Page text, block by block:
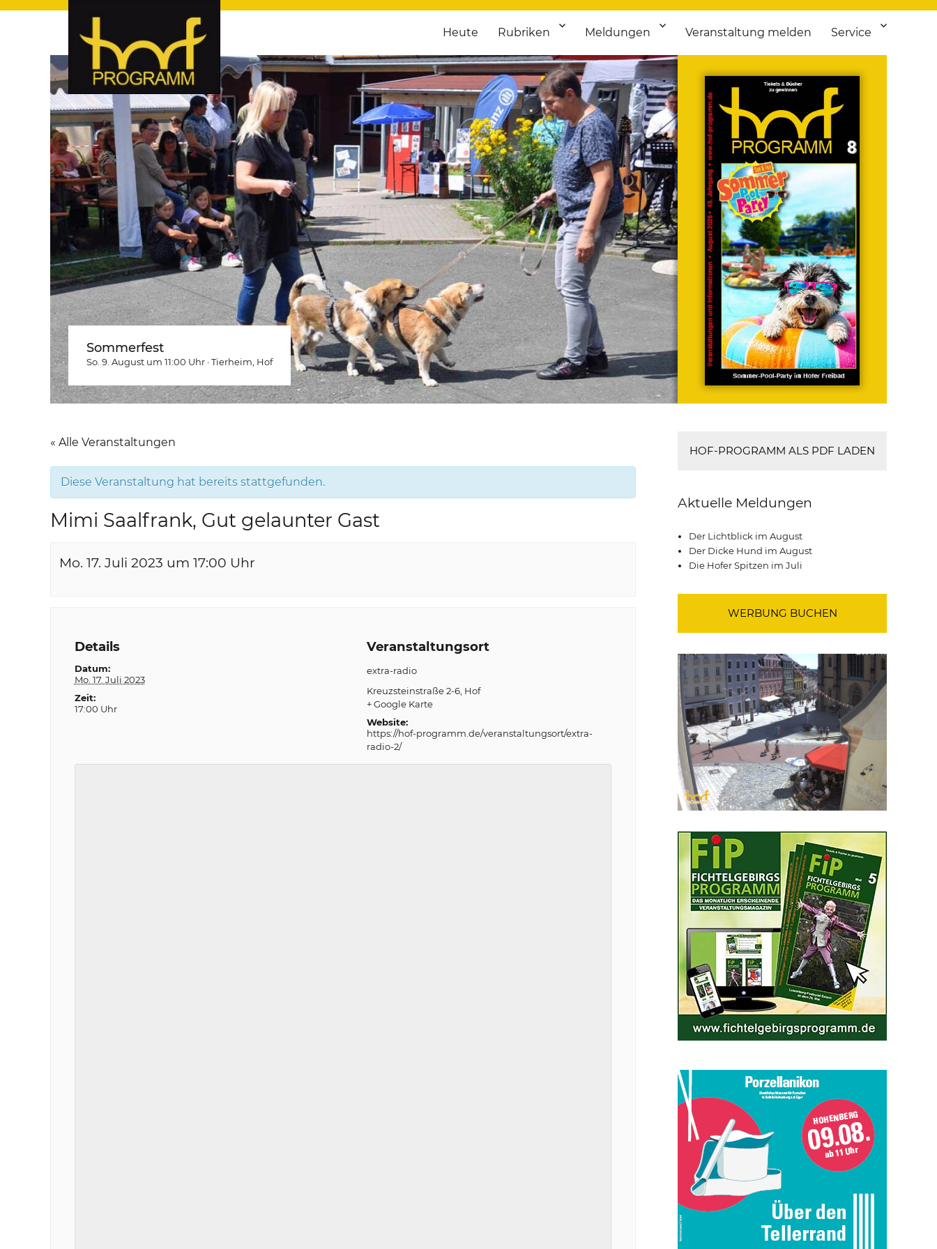
hof-programm – das Veranstaltungsportal für Hochfranken
hof-programm – das Veranstaltungsportal für Hof und Hochfranken. Täglich aktuelle Termine von Kultur bis Sport, von Theater bis Flohmarkt.
Heute Rubriken Meldungen Veranstaltung melden Service
Sommerfest
So. 9. August um 11:00 Uhr ·Tierheim , Hof
« Alle Veranstaltungen
Diese Veranstaltung hat bereits stattgefunden.
Mimi Saalfrank, Gut gelaunter Gast
Mo. 17. Juli 2023 um 17:00 Uhr
Details
Datum:
Mo. 17. Juli 2023
Zeit:
17:00 Uhr
Veranstaltungsort
extra-radio
Kreuzsteinstraße 2-6 Hof
+ Google Karte
Website:
https://hof-programm.de/veranstaltungsort/extra-
radio-2/
HOF-PROGRAMM ALS PDF LADEN
Aktuelle Meldungen
Der Lichtblick im August
Der Dicke Hund im August
Die Hofer Spitzen im Juli
WERBUNG BUCHEN